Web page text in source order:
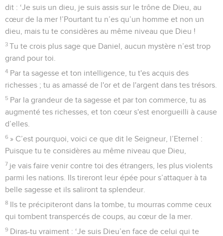
dit : ‘Je suis un dieu, je suis assis sur le trône de Dieu, au
cœur de la mer !’Pourtant tu n’es qu’un homme et non un
dieu, mais tu te considères au même niveau que Dieu !
3 Tu te crois plus sage que Daniel, aucun mystère n’est trop
grand pour toi.
4 Par ta sagesse et ton intelligence, tu t'es acquis des
richesses ; tu as amassé de l'or et de l'argent dans tes trésors.
5 Par la grandeur de ta sagesse et par ton commerce, tu as
augmenté tes richesses, et ton cœur s'est enorgueilli à cause
d’elles.
6 » C’est pourquoi, voici ce que dit le Seigneur, l’Eternel :
Puisque tu te considères au même niveau que Dieu,
7 je vais faire venir contre toi des étrangers, les plus violents
parmi les nations. Ils tireront leur épée pour s’attaquer à ta
belle sagesse et ils saliront ta splendeur.
8 Ils te précipiteront dans la tombe, tu mourras comme ceux
qui tombent transpercés de coups, au cœur de la mer.
9 Diras-tu vraiment : ‘Je suis Dieu’en face de celui qui te